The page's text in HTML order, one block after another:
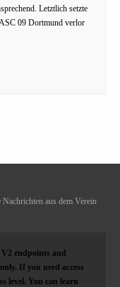
Letztlich setzte
09 Dortmund verlor
aus dem Verein
endpoints and
If you need access
level. You can learn